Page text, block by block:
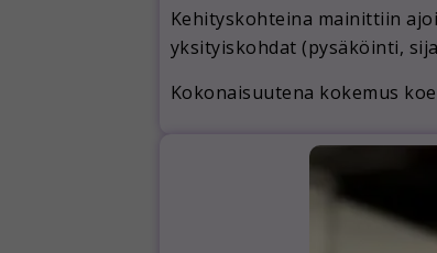
Kehityskohteina mainittiin
yksityiskohdat (pysäköinti,
Kokonaisuutena kokemus